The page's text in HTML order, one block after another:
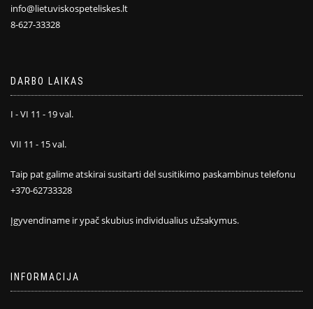
info@lietuviskospeteliskes.lt
8-627-33328
DARBO LAIKAS
I - VI 11 - 19 val.
VII 11 - 15 val.
Taip pat galime atskirai susitarti dėl susitikimo paskambinus telefonu
+370-62733328
Įgyvendiname ir ypač skubius individualius užsakymus.
INFORMACIJA